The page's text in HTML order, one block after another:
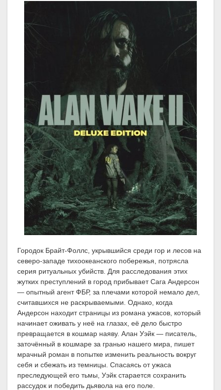
Городок Брайт-Фоллс, укрывшийся среди гор и лесов на
северо-западе тихоокеанского побережья, потрясла
серия ритуальных убийств. Для расследования этих
жутких преступлений в город прибывает Сага Андерсон
— опытный агент ФБР, за плечами которой немало дел,
считавшихся не раскрываемыми. Однако, когда
Андерсон находит страницы из романа ужасов, который
начинает оживать у неё на глазах, её дело быстро
превращается в кошмар наяву. Алан Уэйк — писатель,
заточённый в кошмаре за гранью нашего мира, пишет
мрачный роман в попытке изменить реальность вокруг
себя и сбежать из темницы. Спасаясь от ужаса
преследующей его тьмы, Уэйк старается сохранить
рассудок и победить дьявола на его поле.